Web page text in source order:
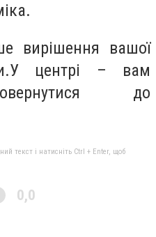
вирішення вашої
У центрі – вам
до
текст і натисніть Ctrl + Enter, щоб
0,0